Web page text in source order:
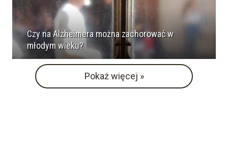
Czy na Alzheimera można zachorować w
młodym wieku?
Pokaż więcej »